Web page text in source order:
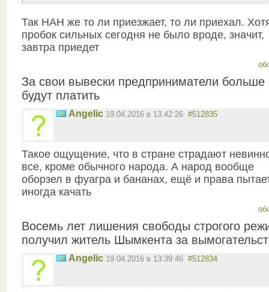
Так НАН же то ли приезжает, то ли приехал.
пробок сильных сегодня не было вроде, значит,
завтра приедет
За свои вывески предприниматели больше
будут платить
Angelic 19.04.2016 в 13:42:26 #512835
Такое ощущение, что в стране страдают
все, кроме обычного народа. А народ вообще
оборзел в фуагра и бананах, ещё и права
иногда качать
Восемь лет лишения свободы строгого
получил житель Шымкента за
Angelic 19.04.2016 в 13:39:46 #512834